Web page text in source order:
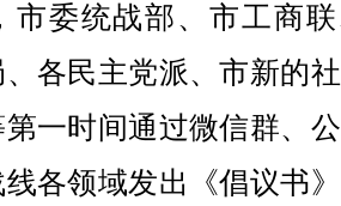
市委统战部、市工商
各民主党派、市新的
第一时间通过微信群、
各领域发出《倡议书